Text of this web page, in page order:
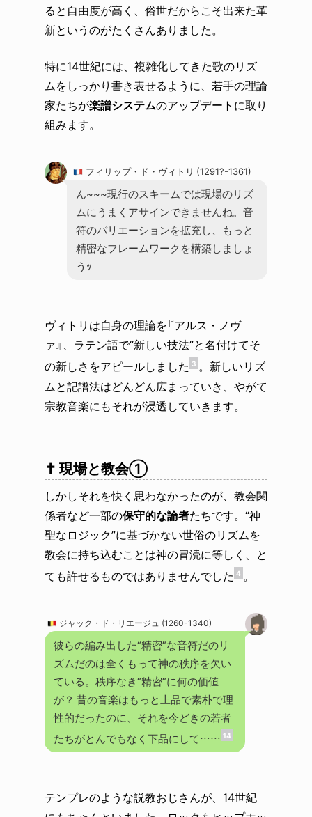
ると自由度が高く、俗世だからこそ出来た革
新というのがたくさんありました。
特に14世紀には、複雑化してきた歌のリズ
ムをしっかり書き表せるように、若手の理論
家たちが楽譜システムのアップデートに取り
組みます。
フィリップ・ド・ヴィトリ (1291?-1361)
ん~~~現行のスキームでは現場のリズ
ムにうまくアサインできませんね。音
符のバリエーションを拡充し、もっと
精密なフレームワークを構築しましょ
うｯ
ヴィトリは自身の理論を『アルス・ノヴ
ァ』、ラテン語で“新しい技法”と名付けてそ
の新しさをアピールしました 3 。新しいリズ
ムと記譜法はどんどん広まっていき、やがて
宗教音楽にもそれが浸透していきます。
✝️ 現場と教会①
しかしそれを快く思わなかったのが、教会関
係者など一部の保守的な論者たちです。“神
聖なロジック”に基づかない世俗のリズムを
教会に持ち込むことは神の冒涜に等しく、と
ても許せるものではありませんでした 4 。
ジャック・ド・リエージュ (1260-1340)
彼らの編み出した“精密”な音符だのリ
ズムだのは全くもって神の秩序を欠い
ている。秩序なき“精密”に何の価値
が？ 昔の音楽はもっと上品で素朴で理
性的だったのに、それを今どきの若者
たちがとんでもなく下品にして…… 14
テンプレのような説教おじさんが、14世紀